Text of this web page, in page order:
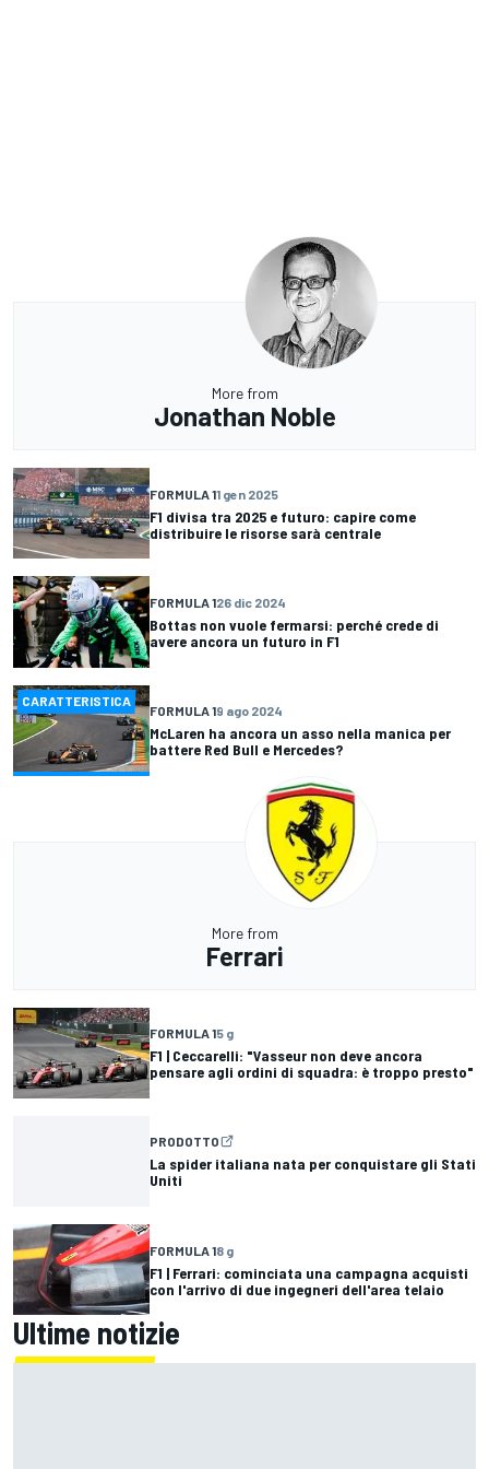
More from
Jonathan Noble
FORMULA 11 gen 2025
F1 divisa tra 2025 e futuro: capire come
distribuire le risorse sarà centrale
FORMULA 126 dic 2024
Bottas non vuole fermarsi: perché crede di
avere ancora un futuro in F1
CARATTERISTICA
FORMULA 19 ago 2024
McLaren ha ancora un asso nella manica per
battere Red Bull e Mercedes?
More from
Ferrari
FORMULA 15 g
F1 | Ceccarelli: "Vasseur non deve ancora
pensare agli ordini di squadra: è troppo presto"
PRODOTTO
La spider italiana nata per conquistare gli Stati
Uniti
FORMULA 18 g
F1 | Ferrari: cominciata una campagna acquisti
con l'arrivo di due ingegneri dell'area telaio
Ultime notizie